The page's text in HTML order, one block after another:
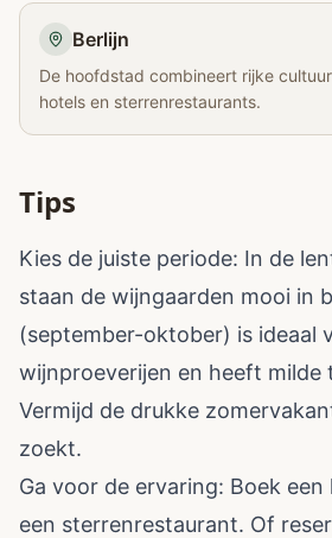
Berlijn
De hoofdstad combineert rijke
hotels en sterrenrestaurants.
Tips
Kies de juiste periode: In de
staan de wijngaarden mooi in
(september-oktober) is ideaal
wijnproeverijen en heeft milde
Vermijd de drukke
zoekt.
Ga voor de ervaring: Boek een
een sterrenrestaurant. Of